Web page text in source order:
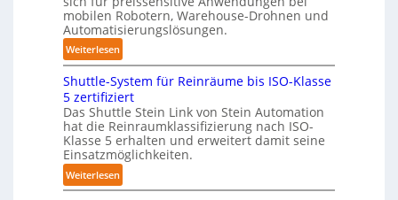
ü
r
T
a
u
c
h
r
o
b
o
t
u
n
g
s
t
r
e
f
f
2
0
a
n
d
l
n
g
-
S
y
s
t
mobilen Robotern, Warehouse-Drohnen und
Automatisierungslösungen.
Weiterlesen:
K
o
m
p
a
k
t
e
Shuttle-System für Reinräume bis ISO-Klasse
5 zertifiziert
Das Shuttle Stein Link von Stein Automation
hat die Reinraumklassifizierung nach ISO-
Klasse 5 erhalten und erweitert damit seine
Einsatzmöglichkeiten.
Weiterlesen:
S